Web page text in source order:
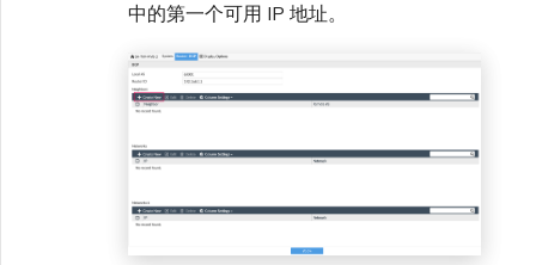
中的第一个可用 IP 地址。